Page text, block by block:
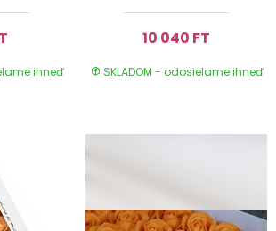
ihneď
10 040 FT
SKLADOM - odosielame ihneď